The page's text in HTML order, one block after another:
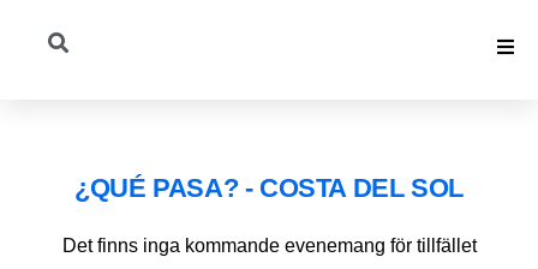
¿QUÉ PASA? - COSTA DEL SOL
Det finns inga kommande evenemang för tillfället